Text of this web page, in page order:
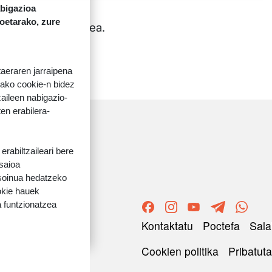
sortzea.
ORRI-OINA
Kontaktatu Poctefa
TESTU-LEGALAK
Cookien politika
zure
jarraipena
cookie-n bidez
nabigazio-
erabilera-
bere
hedatzeko
hauek
funtzionatzea